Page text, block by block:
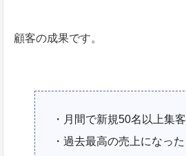
顧客の成果です。
・月間で新規50名以上集客
・過去最高の売上になった